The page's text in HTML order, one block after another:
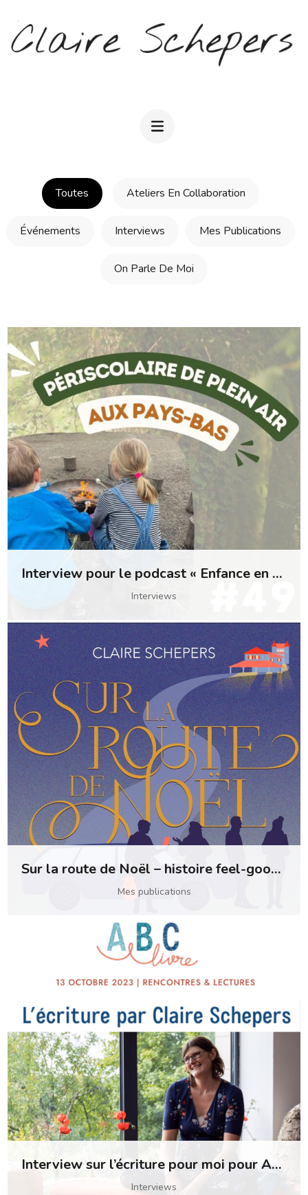
contenu
Toutes Ateliers En Collaboration
Événements Interviews Mes Publications
On Parle De Moi
Interview pour le podcast « Enfance en nature »
Interviews
Sur la route de Noël – histoire feel-good (pour adultes)
Mes publications
Interview sur l’écriture pour moi pour ABC livre
Interviews